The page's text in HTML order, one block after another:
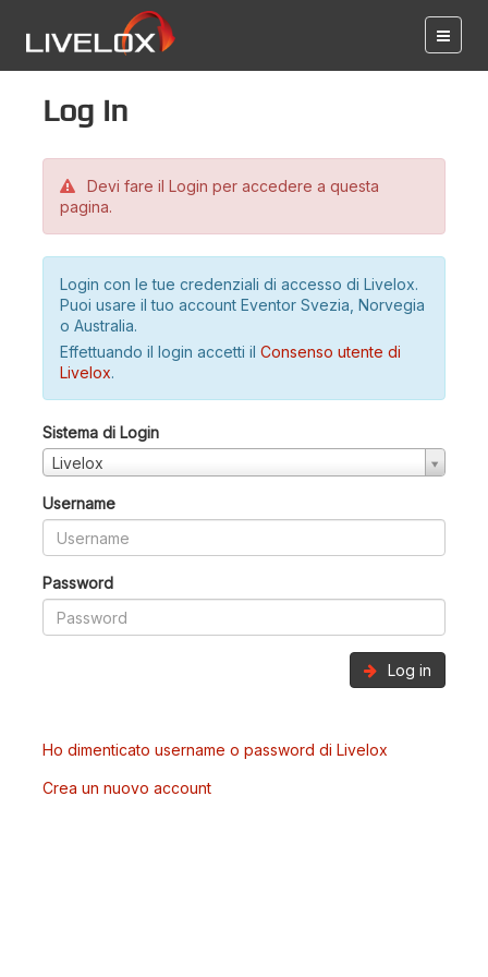
Log in
Devi fare il Login per accedere a questa
pagina.
Login con le tue credenziali di accesso di Livelox.
Puoi usare il tuo account Eventor Svezia, Norvegia
o Australia.
Effettuando il login accetti il Consenso utente di
Livelox.
Sistema di Login
Livelox
Username
Password
Log in
Ho dimenticato username o password di Livelox
Crea un nuovo account